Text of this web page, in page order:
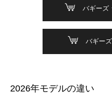
バギーズ
バギー
2026年モデルの違い